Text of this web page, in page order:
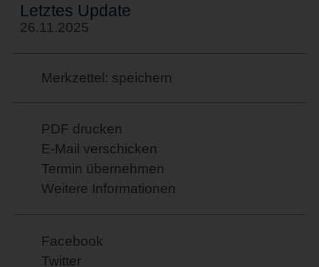
Letztes Update
26.11.2025
Merkzettel: speichern
PDF drucken
E-Mail verschicken
Termin übernehmen
Weitere Informationen
Facebook
Twitter